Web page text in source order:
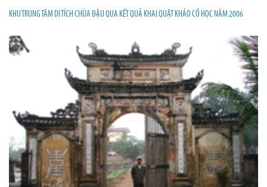
KHU TRUNG TÂM DI TÍCH CHÙA ĐẬU QUA KẾT QUẢ KHAI QUẬT KHẢO CỔ HỌC NĂM 2006